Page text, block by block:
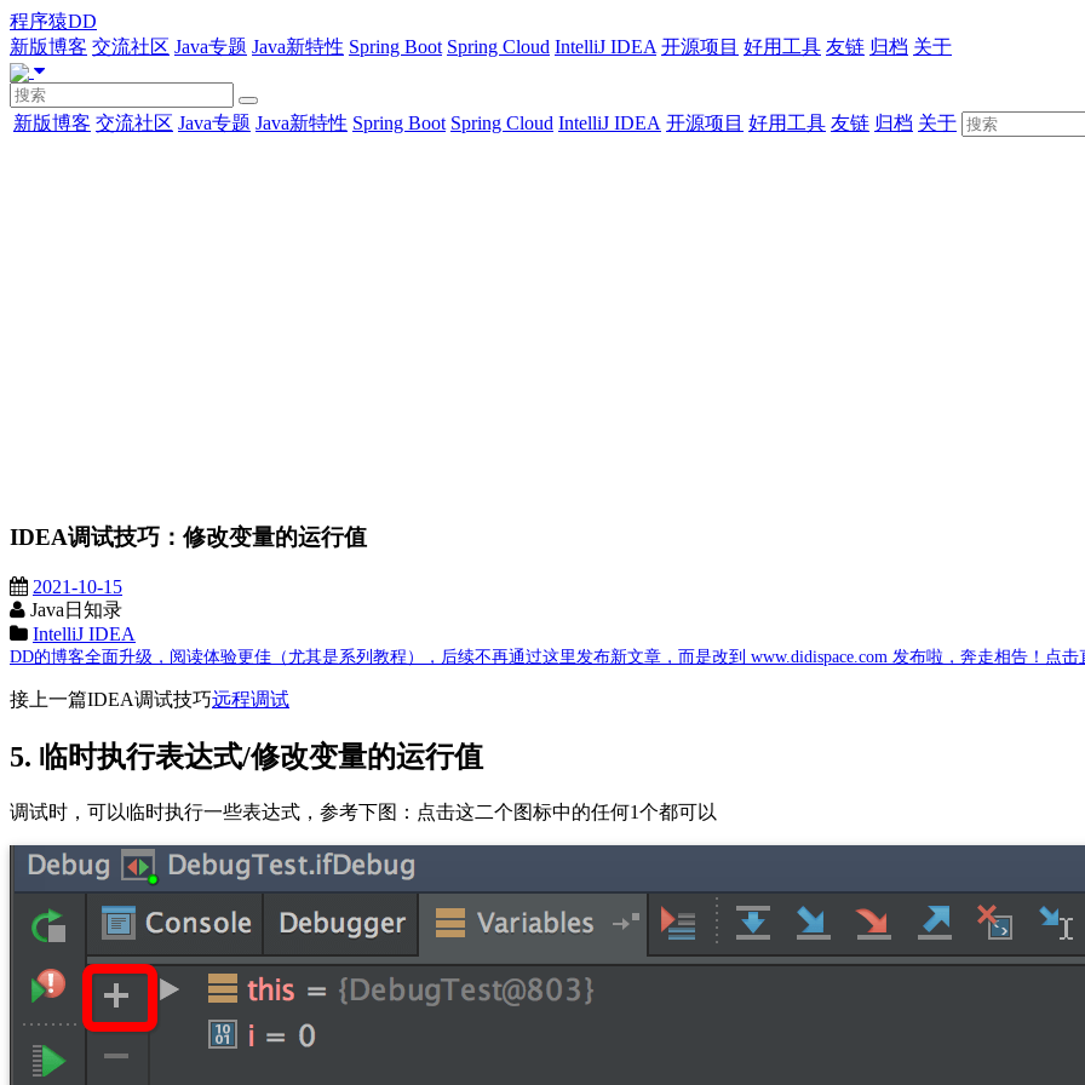
程序猿DD
新版博客 交流社区 Java专题 Java新特性 Spring Boot Spring Cloud IntelliJ IDEA 开源项目 好用工具 友链 归档 关于
新版博客 交流社区 Java专题 Java新特性 Spring Boot Spring Cloud IntelliJ IDEA 开源项目 好用工具 友链 归档 关于
IDEA调试技巧：修改变量的运行值
2021-10-15
Java日知录
IntelliJ IDEA
DD的博客全面升级，阅读体验更佳（尤其是系列教程），后续不再通过这里发布新文章，而是改到 www.didispace.com 发布啦，奔走相告！点击
接上一篇IDEA调试技巧远程调试
5. 临时执行表达式/修改变量的运行值
调试时，可以临时执行一些表达式，参考下图：点击这二个图标中的任何1个都可以